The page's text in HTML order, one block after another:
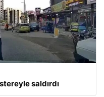
saldırdı